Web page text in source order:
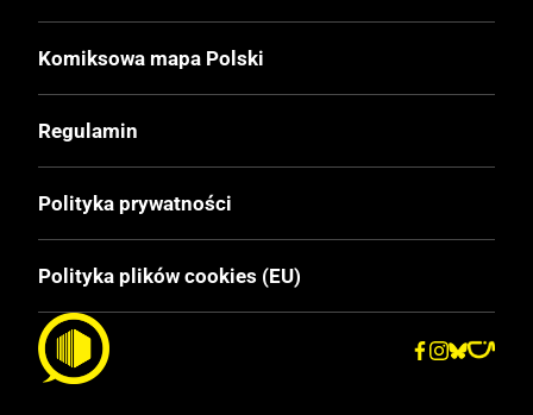
240x320 mm
Liczba Stron
160
Komiksowa mapa Polski
Regulamin
Polityka prywatności
Polityka plików cookies (EU)